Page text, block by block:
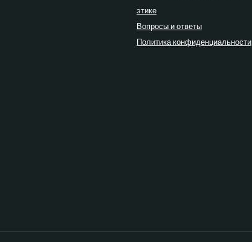
этике
Вопросы и ответы
Политика конфиденциальности